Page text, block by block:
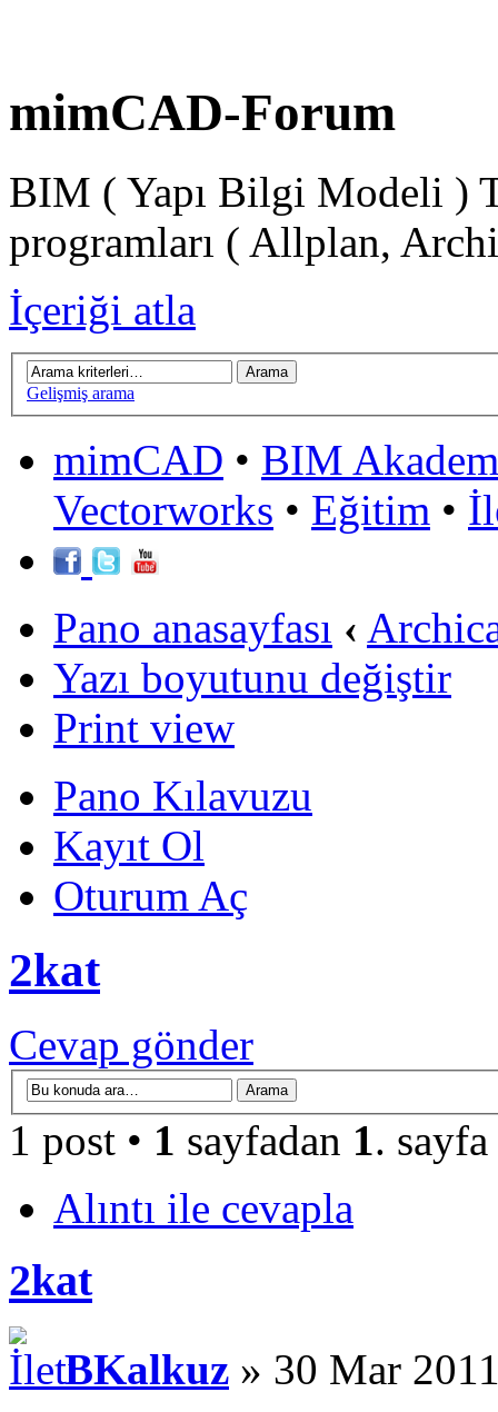
mimCAD-Forum
BIM ( Yapı Bilgi Modeli )
programları ( Allplan,
İçeriği atla
Gelişmiş arama
mimCAD • BIM
Vectorworks • Eğitim •
Pano anasayfası ‹
Yazı boyutunu değiştir
Print view
Pano Kılavuzu
Kayıt Ol
Oturum Aç
2kat
Cevap gönder
1 post • 1 sayfadan 1. sayfa
Alıntı ile cevapla
2kat
BKalkuz » 30 Mar